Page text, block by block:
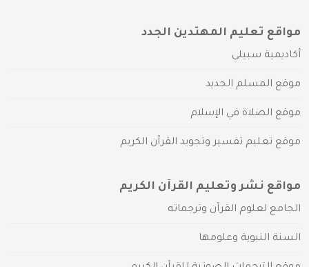
مواقع تعليم المهتدين الجدد
أكاديمية سبيلي
موقع المسلم الجديد
موقع الصلاة في الإسلام
موقع تعليم تفسير وتجويد القرآن الكريم
مواقع نشر وتعليم القرآن الكريم
الجامع لعلوم القرآن وترجماته
السنة النبوية وعلومها